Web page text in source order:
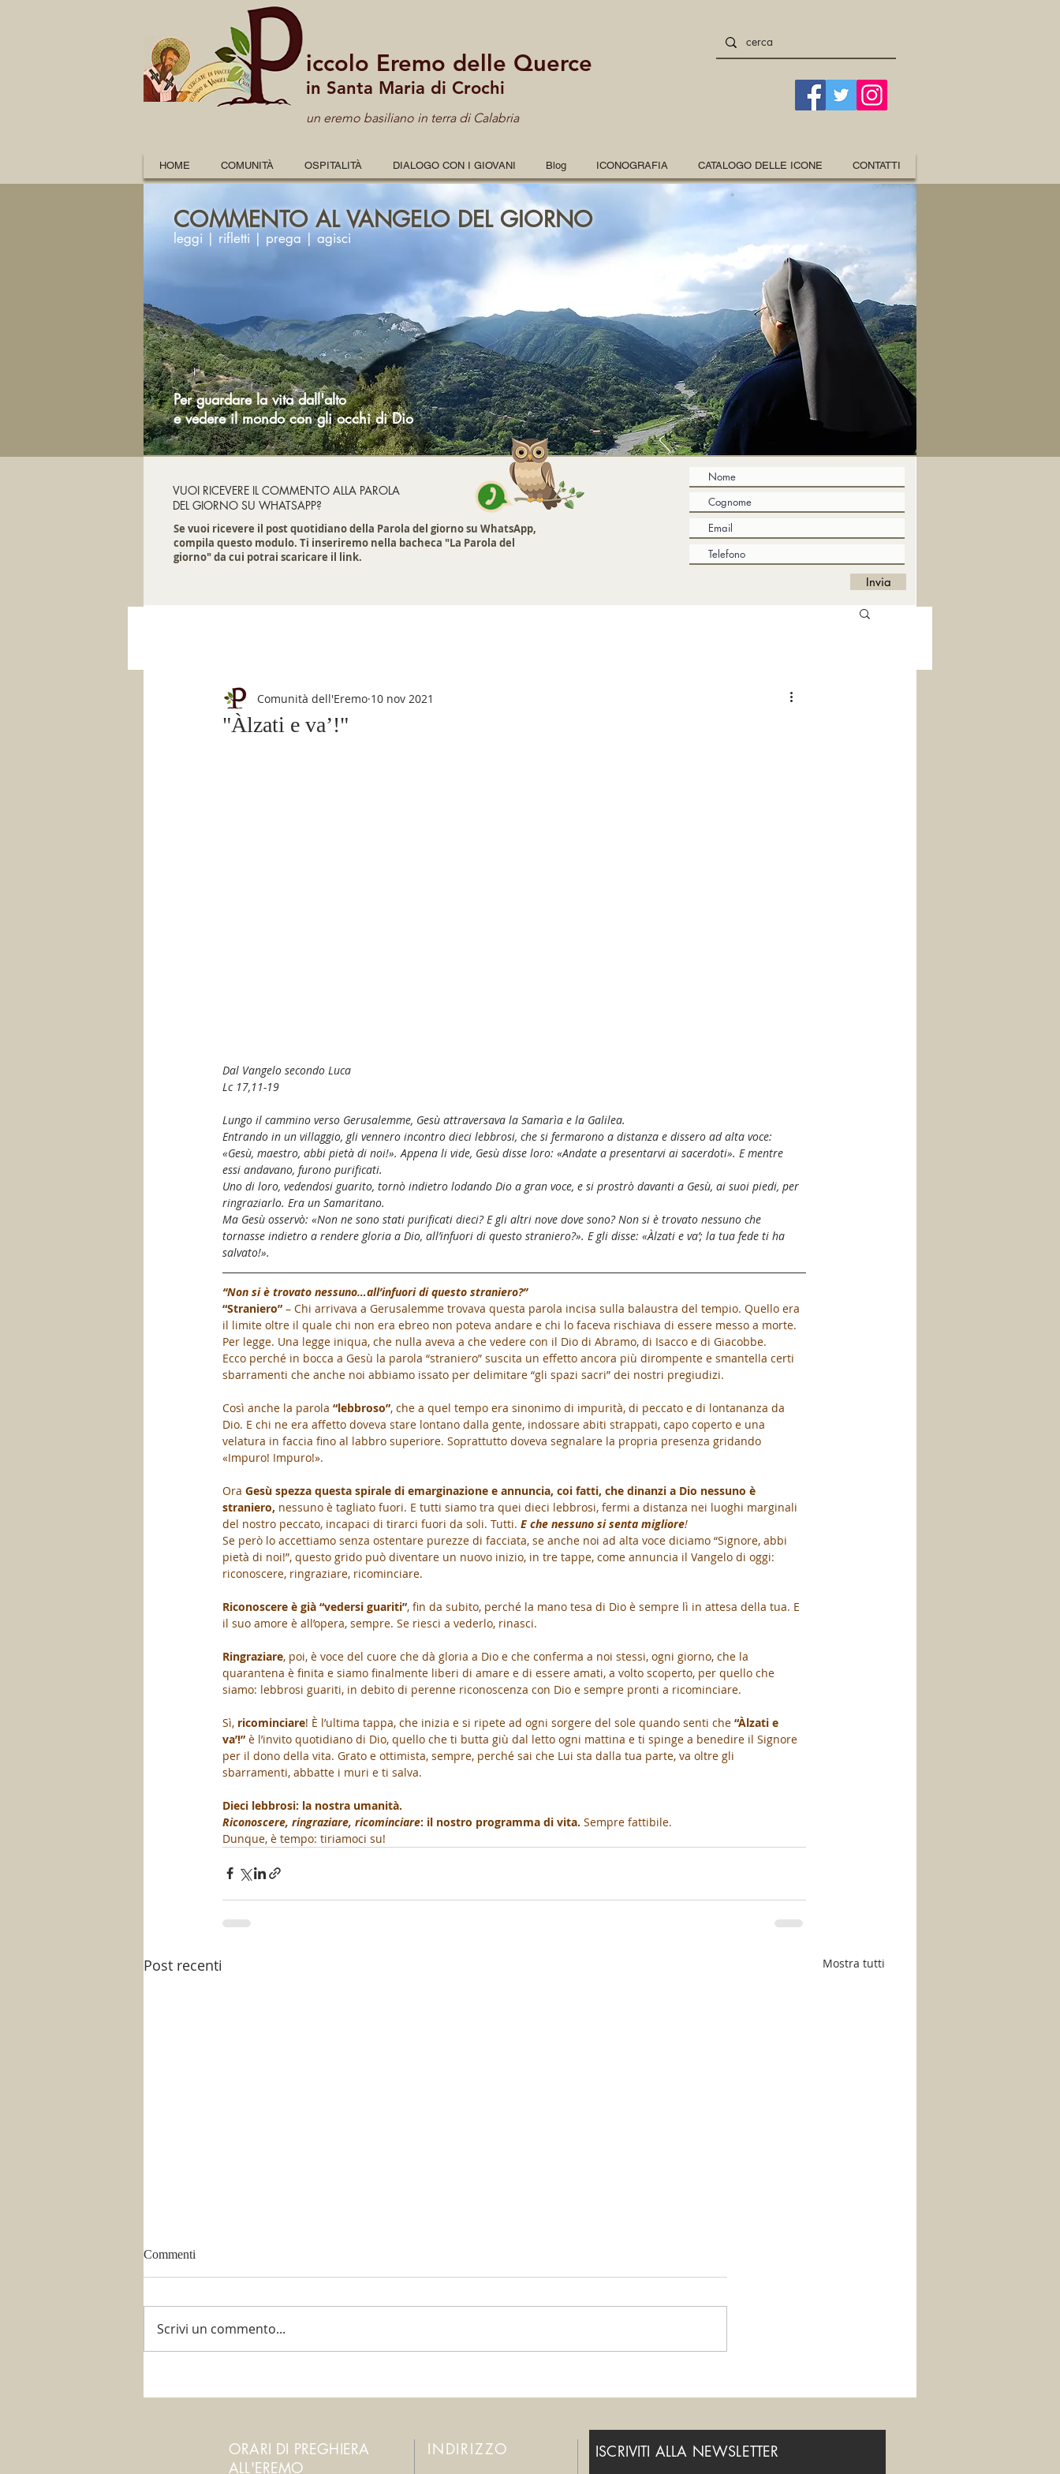
iccolo Eremo delle Querce
in Santa Maria di Crochi
un eremo basiliano in terra di Calabria
HOME COMUNITÀ OSPITALITÀ DIALOGO CON I GIOVANI Blog ICONOGRAFIA CATALOGO DELLE ICONE CONTATTI
Per guardare la vita dall'alto
e vedere il mondo con gli occhi di Dio
COMMENTO AL VANGELO DEL GIORNO
leggi | rifletti | prega | agisci
VUOI RICEVERE IL COMMENTO ALLA PAROLA
DEL GIORNO SU WHATSAPP?
Se vuoi ricevere il post quotidiano della Parola del giorno su WhatsApp,
compila questo modulo. Ti inseriremo nella bacheca "La Parola del
giorno" da cui potrai scaricare il link.
Invia
"Àlzati e va’!"
Comunità dell'Eremo 10 nov 2021
Dal Vangelo secondo Luca
Lc 17,11-19
Lungo il cammino verso Gerusalemme, Gesù attraversava la Samarìa e la Galilea.
Entrando in un villaggio, gli vennero incontro dieci lebbrosi, che si fermarono a distanza e dissero ad alta voce:
«Gesù, maestro, abbi pietà di noi!». Appena li vide, Gesù disse loro: «Andate a presentarvi ai sacerdoti». E mentre
essi andavano, furono purificati.
Uno di loro, vedendosi guarito, tornò indietro lodando Dio a gran voce, e si prostrò davanti a Gesù, ai suoi piedi, per
ringraziarlo. Era un Samaritano.
Ma Gesù osservò: «Non ne sono stati purificati dieci? E gli altri nove dove sono? Non si è trovato nessuno che
tornasse indietro a rendere gloria a Dio, all’infuori di questo straniero?». E gli disse: «Àlzati e va’; la tua fede ti ha
salvato!».
“Non si è trovato nessuno…all’infuori di questo straniero?”
“Straniero” – Chi arrivava a Gerusalemme trovava questa parola incisa sulla balaustra del tempio. Quello era
il limite oltre il quale chi non era ebreo non poteva andare e chi lo faceva rischiava di essere messo a morte.
Per legge. Una legge iniqua, che nulla aveva a che vedere con il Dio di Abramo, di Isacco e di Giacobbe.
Ecco perché in bocca a Gesù la parola “straniero” suscita un effetto ancora più dirompente e smantella certi
sbarramenti che anche noi abbiamo issato per delimitare “gli spazi sacri” dei nostri pregiudizi.
Così anche la parola “lebbroso”, che a quel tempo era sinonimo di impurità, di peccato e di lontananza da
Dio. E chi ne era affetto doveva stare lontano dalla gente, indossare abiti strappati, capo coperto e una
velatura in faccia fino al labbro superiore. Soprattutto doveva segnalare la propria presenza gridando
«Impuro! Impuro!».
Ora Gesù spezza questa spirale di emarginazione e annuncia, coi fatti, che dinanzi a Dio nessuno è
straniero, nessuno è tagliato fuori. E tutti siamo tra quei dieci lebbrosi, fermi a distanza nei luoghi marginali
del nostro peccato, incapaci di tirarci fuori da soli. Tutti. E che nessuno si senta migliore!
Se però lo accettiamo senza ostentare purezze di facciata, se anche noi ad alta voce diciamo “Signore, abbi
pietà di noi!”, questo grido può diventare un nuovo inizio, in tre tappe, come annuncia il Vangelo di oggi:
riconoscere, ringraziare, ricominciare.
Riconoscere è già “vedersi guariti”, fin da subito, perché la mano tesa di Dio è sempre lì in attesa della tua. E
il suo amore è all’opera, sempre. Se riesci a vederlo, rinasci.
Ringraziare, poi, è voce del cuore che dà gloria a Dio e che conferma a noi stessi, ogni giorno, che la
quarantena è finita e siamo finalmente liberi di amare e di essere amati, a volto scoperto, per quello che
siamo: lebbrosi guariti, in debito di perenne riconoscenza con Dio e sempre pronti a ricominciare.
Sì, ricominciare! È l’ultima tappa, che inizia e si ripete ad ogni sorgere del sole quando senti che “Àlzati e
va’!” è l’invito quotidiano di Dio, quello che ti butta giù dal letto ogni mattina e ti spinge a benedire il Signore
per il dono della vita. Grato e ottimista, sempre, perché sai che Lui sta dalla tua parte, va oltre gli
sbarramenti, abbatte i muri e ti salva.
Dieci lebbrosi: la nostra umanità.
Riconoscere, ringraziare, ricominciare: il nostro programma di vita. Sempre fattibile.
Dunque, è tempo: tiriamoci su!
Post recenti Mostra tutti
È tempo di potare!
Commenti
Scrivi un commento...
ORARI DI PREGHIERA
ALL'EREMO
INDIRIZZO ISCRIVITI ALLA NEWSLETTER